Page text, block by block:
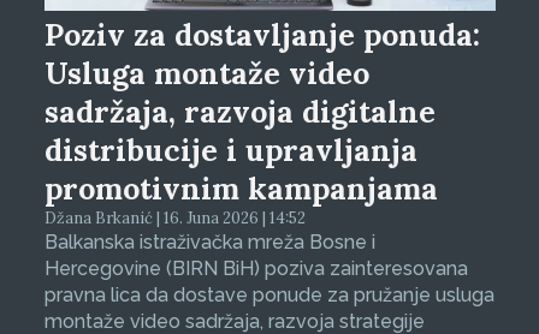
Poziv za dostavljanje ponuda:
Usluga montaže video
sadržaja, razvoja digitalne
distribucije i upravljanja
promotivnim kampanjama
Džana Brkanić | 16. Juna 2026 | 14:52
Balkanska istraživačka mreža Bosne i
Hercegovine (BIRN BiH) poziva zainteresovana
pravna lica da dostave ponude za pružanje usluga
montaže video sadržaja, razvoja strategije